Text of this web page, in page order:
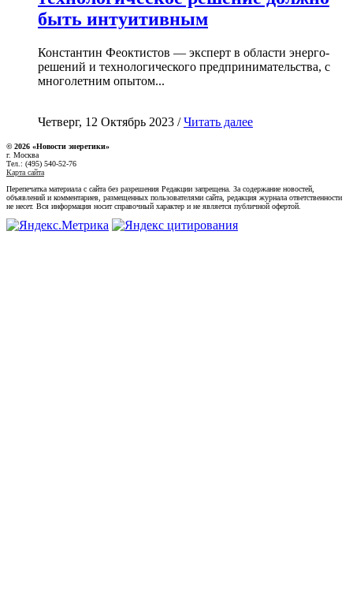
быть интуитивным
Константин Феоктистов — эксперт в области энерго-
решений и технологического предпринимательства, с
многолетним опытом...
Четверг, 12 Октябрь 2023 /Читать далее
© 2026 «Новости энеретики»
г. Москва
Тел.: (495) 540-52-76
Карта сайта
Перепечатка материала с сайта без разрешения Редакции запрещена. За содержание новостей,
объявлений и комментариев, размещенных пользователями сайта, редакция журнала ответственности
не несет. Вся информация носит справочный характер и не является публичной офертой.